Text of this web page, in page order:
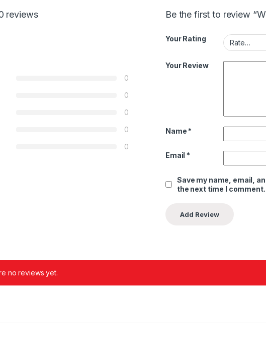
reviews
0
0
0
0
0
Be the first to review
Your Rating
Your Review
Name *
Email *
Save my name, email,
the next time I comment.
no reviews yet.